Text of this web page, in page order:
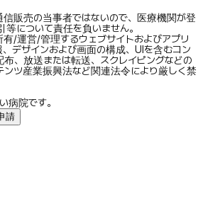
販売の当事者ではないので、医療機関が登
について責任を負いません。
/運営/管理するウェブサイトおよびアプリ
デザインおよび画面の構成、UIを含むコン
、放送または転送、スクレイピングなどの
ツ産業振興法など関連法令により厳しく禁
病院です。
請